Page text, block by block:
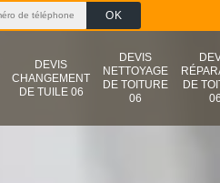
DEVIS
CHANGEMENT
DE TUILE 06
DEVIS
NETTOYAGE
DE TOITURE
06
DE